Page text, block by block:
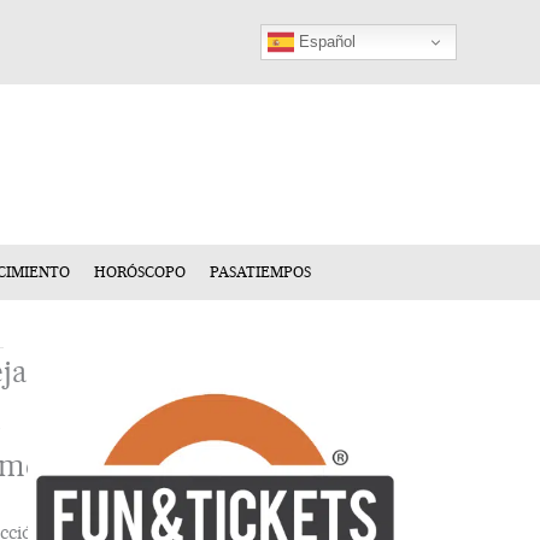
Español
HORÓSCOPO PASATIEMPOS